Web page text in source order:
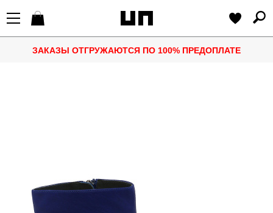
ЗАКАЗЫ ОТГРУЖАЮТСЯ ПО 100% ПРЕДОПЛАТЕ